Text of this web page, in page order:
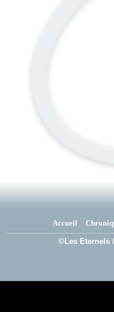
Accueil
©Les Eternels